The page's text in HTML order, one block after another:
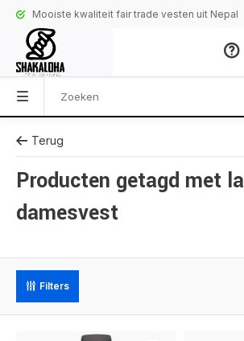
Mooiste kwaliteit fair trade vesten uit Nepal
Terug
Producten getagd met
damesvest
Filters